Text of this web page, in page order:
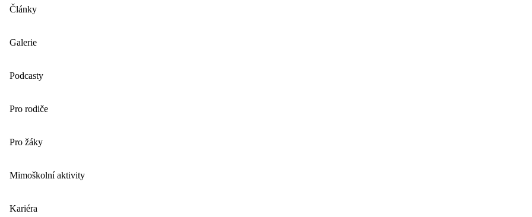
Články
Galerie
Podcasty
Pro rodiče
Pro žáky
Mimoškolní aktivity
Kariéra